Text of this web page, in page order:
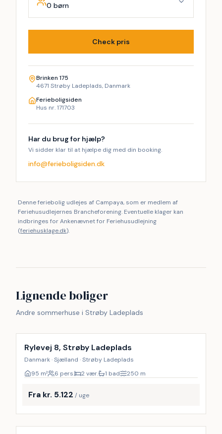
0 børn
Check pris
Brinken 175
4671 Strøby Ladeplads, Danmark
Ferieboligsiden
Hus nr. 171703
Har du brug for hjælp?
Vi sidder klar til at hjælpe dig med din booking.
info@ferieboligsiden.dk
Denne feriebolig udlejes af Campaya, som er medlem af
Feriehusudlejernes Brancheforening. Eventuelle klager kan
indbringes for Ankenævnet for Feriehusudlejning
(feriehusklage.dk).
Lignende boliger
Andre sommerhuse i Strøby Ladeplads
Rylevej 8, Strøby Ladeplads
Danmark · Sjælland · Strøby Ladeplads
95 m² 6 pers. 2 vær. 1 bad 250 m
Fra kr. 5.122 / uge
Inkl. rengøring